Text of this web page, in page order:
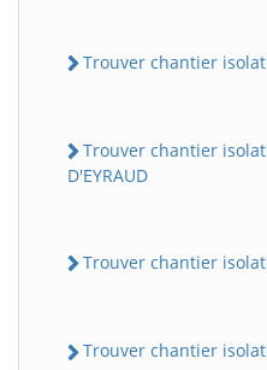
Trouver chantier
Trouver chantier
D'EYRAUD
Trouver chantier
Trouver chantier